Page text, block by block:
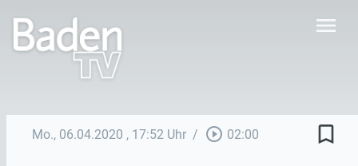
menu
Mo., 06.04.2020 , 17:52 Uhr / play_circle_outline 02:00 bookmark_border